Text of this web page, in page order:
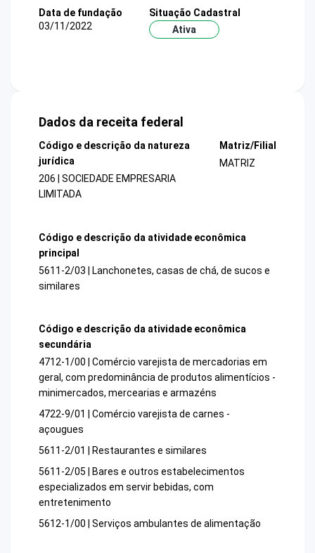
Data de fundação
03/11/2022
Situação Cadastral
Ativa
Dados da receita federal
Código e descrição da natureza
jurídica
206 | SOCIEDADE EMPRESARIA
LIMITADA
Matriz/Filial
MATRIZ
Código e descrição da atividade econômica
principal
5611-2/03 | Lanchonetes, casas de chá, de sucos e
similares
Código e descrição da atividade econômica
secundária
4712-1/00 | Comércio varejista de mercadorias em
geral, com predominância de produtos alimentícios -
minimercados, mercearias e armazéns
4722-9/01 | Comércio varejista de carnes -
açougues
5611-2/01 | Restaurantes e similares
5611-2/05 | Bares e outros estabelecimentos
especializados em servir bebidas, com
entretenimento
5612-1/00 | Serviços ambulantes de alimentação